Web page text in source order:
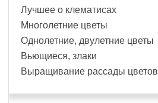
Лучшее о клематисах
Многолетние цветы
Однолетние, двулетние цветы
Вьющиеся, злаки
Выращивание рассады цветов